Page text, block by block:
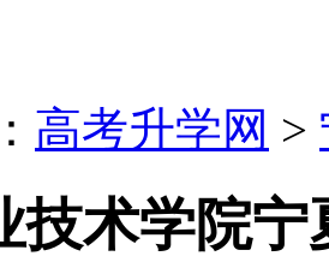
高考升学网 >
技术学院